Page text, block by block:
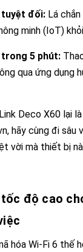
tuyệt đối: Lá
minh (IoT)
5 phút:
qua ứng dụng
Deco X60 lại
hãy cùng đi sâu
vời mà thiết bị
độ cao
hóa Wi-Fi 6 thế